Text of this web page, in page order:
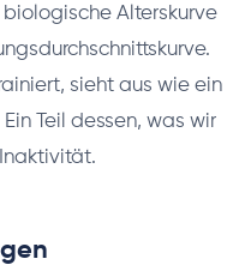
Alterskurve
sieht aus wie ein
Teil dessen, was wir